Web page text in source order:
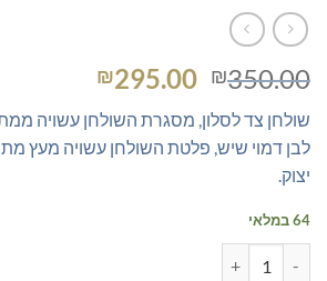
₪350.00
המחיר
היה:
₪350.00.
₪295.00
הוא:
שולחן צד לסלון, מסגרת השולחן עשויה
לבן דמוי שיש, פלטת השולחן עשויה מעץ
יצוק.
64 במלאי